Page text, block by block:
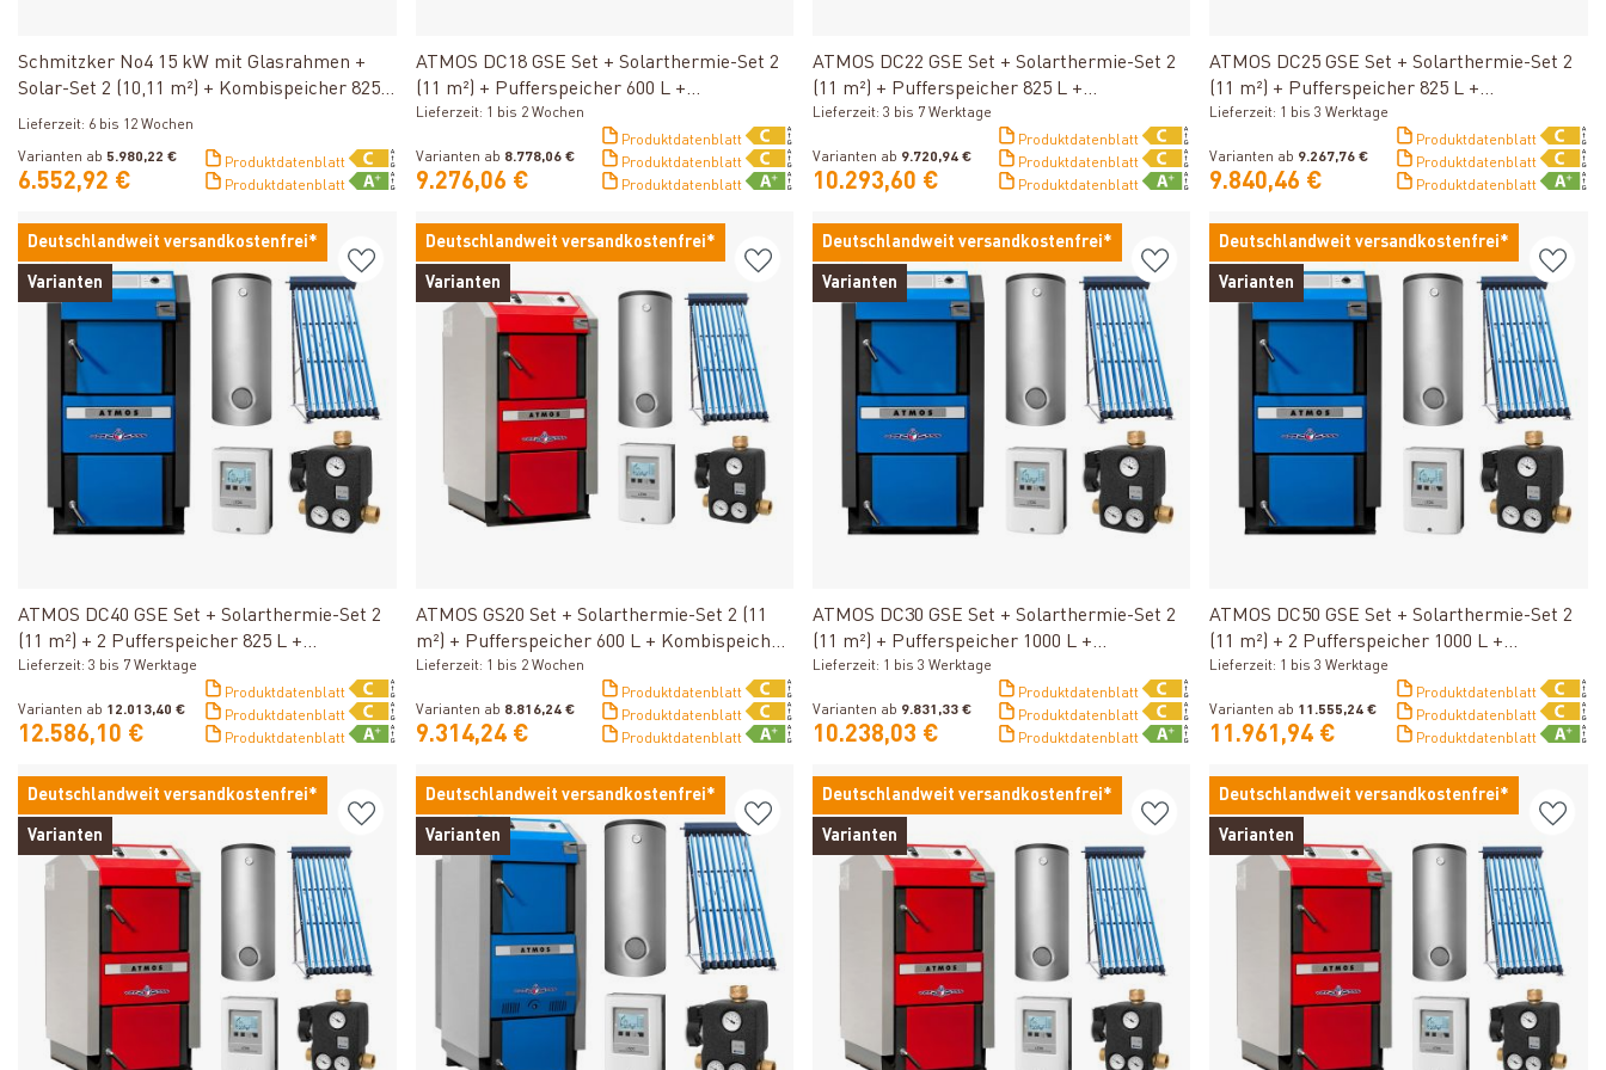
Schmitzker No4 15 kW mit Glasrahmen +
Solar-Set 2 (10,11 m²) + Kombispeicher 825 L
+ SWT
Lieferzeit: 6 bis 12 Wochen
Varianten ab 5.980,22 €
6.552,92 €
Produktdatenblatt
Produktdatenblatt
ATMOS DC18 GSE Set + Solarthermie-Set 2
(11 m²) + Pufferspeicher 600 L +
Kombispeicher 600 L + SWT
Lieferzeit: 1 bis 2 Wochen
Varianten ab 8.778,06 €
9.276,06 €
Produktdatenblatt
Produktdatenblatt
Produktdatenblatt
ATMOS DC22 GSE Set + Solarthermie-Set 2
(11 m²) + Pufferspeicher 825 L +
Kombispeicher 825 L + SWT
Lieferzeit: 3 bis 7 Werktage
Varianten ab 9.720,94 €
10.293,60 €
Produktdatenblatt
Produktdatenblatt
Produktdatenblatt
ATMOS DC25 GSE Set + Solarthermie-Set 2
(11 m²) + Pufferspeicher 825 L +
Kombispeicher 825 L + SWT
Lieferzeit: 1 bis 3 Werktage
Varianten ab 9.267,76 €
9.840,46 €
Produktdatenblatt
Produktdatenblatt
Produktdatenblatt
Deutschlandweit versandkostenfrei*
Varianten
ATMOS DC40 GSE Set + Solarthermie-Set 2
(11 m²) + 2 Pufferspeicher 825 L +
Kombispeicher 825 L + SWT
Lieferzeit: 3 bis 7 Werktage
Varianten ab 12.013,40 €
12.586,10 €
Produktdatenblatt
Produktdatenblatt
Produktdatenblatt
Deutschlandweit versandkostenfrei*
Varianten
ATMOS GS20 Set + Solarthermie-Set 2 (11
m²) + Pufferspeicher 600 L + Kombispeicher
600 L + SWT
Lieferzeit: 1 bis 2 Wochen
Varianten ab 8.816,24 €
9.314,24 €
Produktdatenblatt
Produktdatenblatt
Produktdatenblatt
Deutschlandweit versandkostenfrei*
Varianten
ATMOS DC30 GSE Set + Solarthermie-Set 2
(11 m²) + Pufferspeicher 1000 L +
Kombispeicher 1000 L + SWT
Lieferzeit: 1 bis 3 Werktage
Varianten ab 9.831,33 €
10.238,03 €
Produktdatenblatt
Produktdatenblatt
Produktdatenblatt
Deutschlandweit versandkostenfrei*
Varianten
ATMOS DC50 GSE Set + Solarthermie-Set 2
(11 m²) + 2 Pufferspeicher 1000 L +
Kombispeicher 1000 L + SWT
Lieferzeit: 1 bis 3 Werktage
Varianten ab 11.555,24 €
11.961,94 €
Produktdatenblatt
Produktdatenblatt
Produktdatenblatt
Deutschlandweit versandkostenfrei*
Varianten
Deutschlandweit versandkostenfrei*
Varianten
Deutschlandweit versandkostenfrei*
Varianten
Deutschlandweit versandkostenfrei*
Varianten